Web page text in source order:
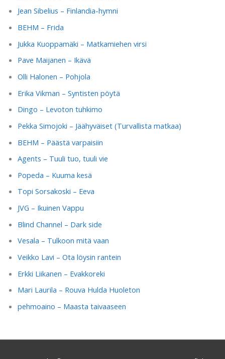
Jean Sibelius – Finlandia-hymni
BEHM – Frida
Jukka Kuoppamäki – Matkamiehen virsi
Pave Maijanen – Ikävä
Olli Halonen – Pohjola
Erika Vikman – Syntisten pöytä
Dingo – Levoton tuhkimo
Pekka Simojoki – Jäähyväiset (Turvallista matkaa)
BEHM – Päästä varpaisiin
Agents – Tuuli tuo, tuuli vie
Popeda – Kuuma kesä
Topi Sorsakoski – Eeva
JVG – Ikuinen Vappu
Blind Channel – Dark side
Vesala – Tulkoon mitä vaan
Veikko Lavi – Ota löysin rantein
Erkki Liikanen – Evakkoreki
Mari Laurila – Rouva Hulda Huoleton
pehmoaino – Maasta taivaaseen